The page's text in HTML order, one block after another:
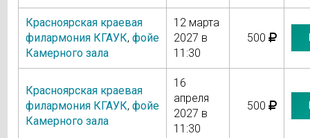
Красноярская краевая
филармония КГАУК, фойе
Камерного зала
12 марта
2027 в
11:30
500
Красноярская краевая
филармония КГАУК, фойе
Камерного зала
16
апреля
2027 в
11:30
500